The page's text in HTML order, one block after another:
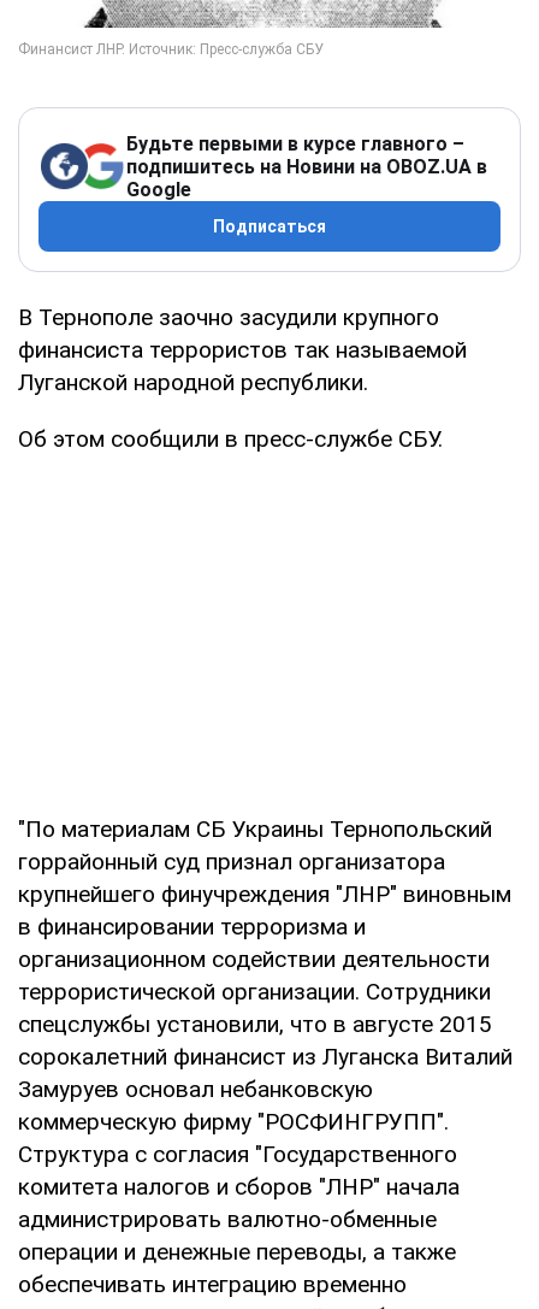
Будьте первыми в курсе главного –
подпишитесь на Новини на OBOZ.UA в
Google
Подписаться
В Тернополе заочно засудили крупного
финансиста террористов так называемой
Луганской народной республики.
Об этом сообщили в пресс-службе СБУ.
"По материалам СБ Украины Тернопольский
горрайонный суд признал организатора
крупнейшего финучреждения "ЛНР" виновным
в финансировании терроризма и
организационном содействии деятельности
террористической организации. Сотрудники
спецслужбы установили, что в августе 2015
сорокалетний финансист из Луганска Виталий
Замуруев основал небанковскую
коммерческую фирму "РОСФИНГРУПП".
Структура с согласия "Государственного
комитета налогов и сборов "ЛНР" начала
администрировать валютно-обменные
операции и денежные переводы, а также
обеспечивать интеграцию временно